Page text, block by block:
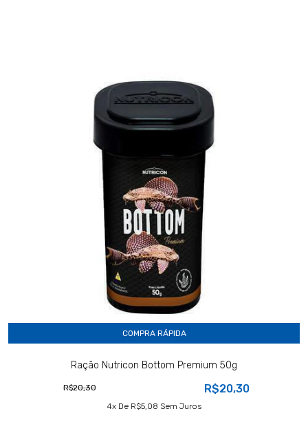
COMPRA RÁPIDA
Ração Nutricon Bottom Premium 50g
R$20,30 R$20,30
4X De R$5,08 Sem Juros